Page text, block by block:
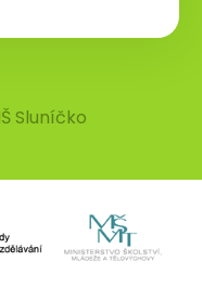
Sluníčko